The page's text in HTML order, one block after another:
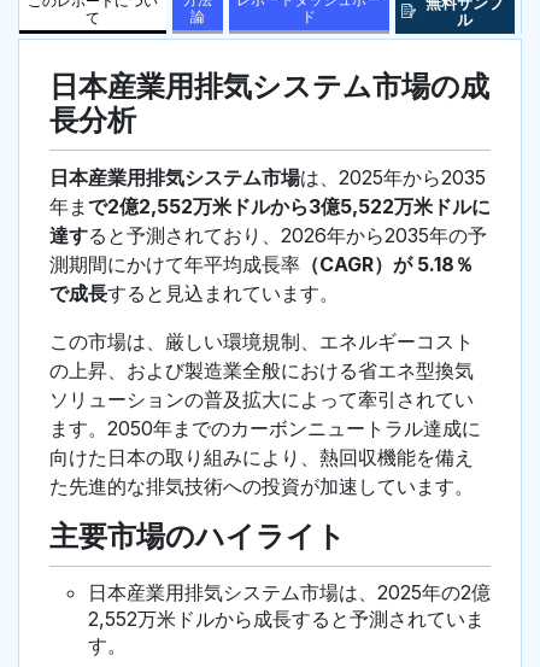
て
論
ド
ル
日本産業用排気システム市場の成
長分析
日本産業用排気システム市場は、2025年から2035
年ま で2億2,552万米ドルから3億5,522万米ドルに
達すると予測されており、2026年から2035年の予
測期間にかけて年平均成長率 （CAGR）が 5.18％
で成長すると見込まれています。
この市場は、厳しい環境規制、エネルギーコスト
の上昇、および製造業全般における省エネ型換気
ソリューションの普及拡大によって牽引されてい
ます。2050年までのカーボンニュートラル達成に
向けた日本の取り組みにより、熱回収機能を備え
た先進的な排気技術への投資が加速しています。
主要市場のハイライト
日本産業用排気システム市場は、2025年の2億
2,552万米ドルから成長すると予測されていま
す。